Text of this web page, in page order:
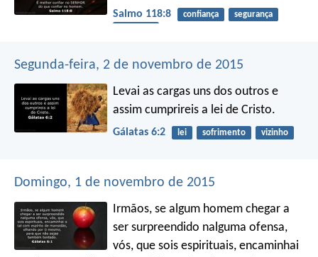
Salmo 118:8 confiança
segurança
Segunda-feira, 2 de novembro de 2015
Levai as cargas uns dos outros e
assim cumprireis a lei de Cristo.
Gálatas 6:2 lei sofrimento vizinho
Domingo, 1 de novembro de 2015
Irmãos, se algum homem chegar a
ser surpreendido nalguma ofensa,
vós, que sois espirituais, encaminhai